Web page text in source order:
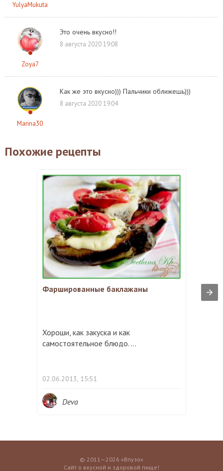
YulyaMukuta
Zoya7
Это очень вкусно!!
8 августа 2020 19:08
Marina30
Как же это вкусно))) Пальчики оближешь)))
8 августа 2020 19:04
Похожие рецепты
Фаршированные баклажаны
Хороши, как закуска и как
самостоятельное блюдо. ...
02.06.2013, 15:51
Deva
© 2011—2026 «Впузо»
Сайт о вкусной и здоровой пище!